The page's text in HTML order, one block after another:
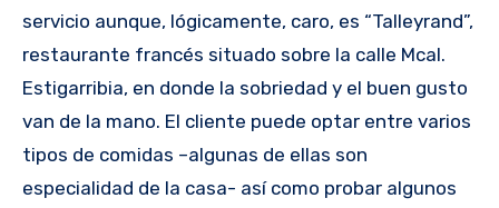
servicio aunque, lógicamente, caro, es “Talleyrand”,
restaurante francés situado sobre la calle Mcal.
Estigarribia, en donde la sobriedad y el buen gusto
van de la mano. El cliente puede optar entre varios
tipos de comidas –algunas de ellas son
especialidad de la casa- así como probar algunos